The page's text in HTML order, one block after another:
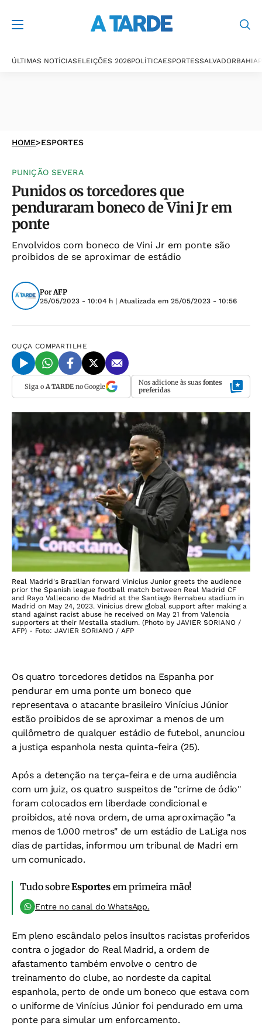
ÚLTIMAS NOTÍCIASELEIÇÕES 2026POLÍTICAESPORTESSALVADORBAHIA
HOME>ESPORTES
PUNIÇÃO SEVERA
Punidos os torcedores que
penduraram boneco de Vini Jr em
ponte
Envolvidos com boneco de Vini Jr em ponte são
proibidos de se aproximar de estádio
PorAFP
25/05/2023 - 10:04 h | Atualizada em 25/05/2023 - 10:56
OUÇA COMPARTILHE
Siga o A TARDEno Google Nos adicione às suas fontes
preferidas
Real Madrid's Brazilian forward Vinicius Junior greets the audience
prior the Spanish league football match between Real Madrid CF
and Rayo Vallecano de Madrid at the Santiago Bernabeu stadium in
Madrid on May 24, 2023. Vinicius drew global support after making a
stand against racist abuse he received on May 21 from Valencia
supporters at their Mestalla stadium. (Photo by JAVIER SORIANO /
AFP) - Foto: JAVIER SORIANO / AFP
Os quatro torcedores detidos na Espanha por
pendurar em uma ponte um boneco que
representava o atacante brasileiro Vinícius Júnior
estão proibidos de se aproximar a menos de um
quilômetro de qualquer estádio de futebol, anunciou
a justiça espanhola nesta quinta-feira (25).
Após a detenção na terça-feira e de uma audiência
com um juiz, os quatro suspeitos de "crime de ódio"
foram colocados em liberdade condicional e
proibidos, até nova ordem, de uma aproximação "a
menos de 1.000 metros" de um estádio de LaLiga nos
dias de partidas, informou um tribunal de Madri em
um comunicado.
Tudo sobreEsportesem primeira mão!
Entre no canal do WhatsApp.
Em pleno escândalo pelos insultos racistas proferidos
contra o jogador do Real Madrid, a ordem de
afastamento também envolve o centro de
treinamento do clube, ao nordeste da capital
espanhola, perto de onde um boneco que estava com
o uniforme de Vinícius Júnior foi pendurado em uma
ponte para simular um enforcamento.